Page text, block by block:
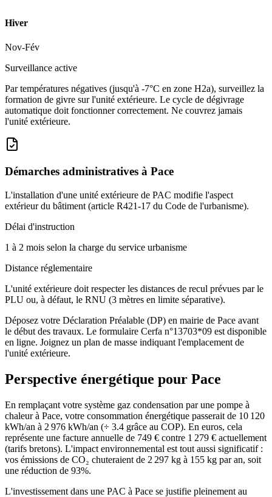
Hiver
Nov-Fév
Surveillance active
Par températures négatives (jusqu'à -7°C en zone H2a), surveillez la
formation de givre sur l'unité extérieure. Le cycle de dégivrage
automatique doit fonctionner correctement. Ne couvrez jamais
l'unité extérieure.
Démarches administratives à Pace
L'installation d'une unité extérieure de PAC modifie l'aspect
extérieur du bâtiment (article R421-17 du Code de l'urbanisme).
Délai d'instruction
1 à 2 mois selon la charge du service urbanisme
Distance réglementaire
L'unité extérieure doit respecter les distances de recul prévues par le
PLU ou, à défaut, le RNU (3 mètres en limite séparative).
Déposez votre Déclaration Préalable (DP) en mairie de Pace avant
le début des travaux. Le formulaire Cerfa n°13703*09 est disponible
en ligne. Joignez un plan de masse indiquant l'emplacement de
l'unité extérieure.
Perspective énergétique pour Pace
En remplaçant votre système gaz condensation par une pompe à
chaleur à Pace, votre consommation énergétique passerait de 10 120
kWh/an à 2 976 kWh/an (÷ 3.4 grâce au COP). En euros, cela
représente une facture annuelle de 749 € contre 1 279 € actuellement
(tarifs bretons). L'impact environnemental est tout aussi significatif :
vos émissions de CO₂ chuteraient de 2 297 kg à 155 kg par an, soit
une réduction de 93%.
L'investissement dans une PAC à Pace se justifie pleinement au